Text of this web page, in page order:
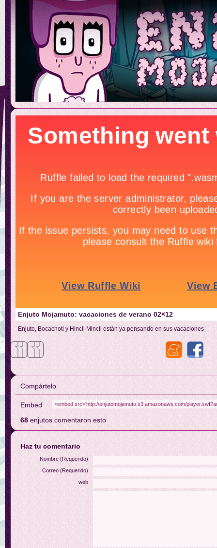
Enjuto Mojamuto: vacaciones de verano 02×12
Enjuto, Bocachoti y Hincli Mincli están ya pensando en sus vacaciones
Compártelo
Embed
68 enjutos comentaron esto
Haz tu comentario
Nombre (Requerido)
Correo (Requerido)
web